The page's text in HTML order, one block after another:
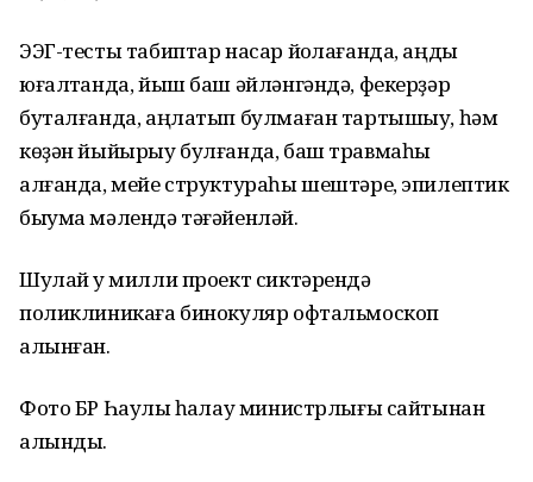
ЭЭГ-тесты табиптар насар йоҡлағанда, аңды
юғалтҡанда, йыш баш әйләнгәндә, фекерҙәр
буталғанда, аңлатып булмаған тартышыу, һәм
көҙән йыйырыу булғанда, баш травмаһы
алғанда, мейе структураһы шештәре, эпилептик
быума мәлендә тәғәйенләй.
Шулай уҡ милли проект сиктәрендә
поликлиникаға бинокуляр офтальмоскоп
алынған.
Фото БР Һаулыҡ һаҡлау министрлығы сайтынан
алынды.